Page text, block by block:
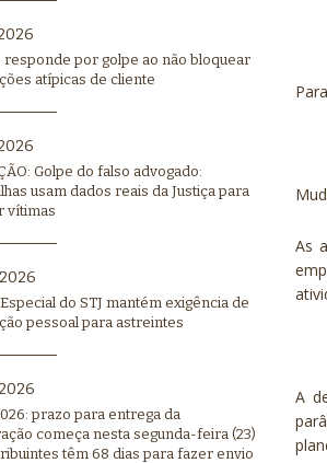
responde por golpe ao não bloquear
atípicas de cliente
Golpe do falso advogado:
usam dados reais da Justiça para
vítimas
do STJ mantém exigência de
pessoal para astreintes
prazo para entrega da
começa nesta segunda-feira (23)
têm 68 dias para fazer envio
As
A